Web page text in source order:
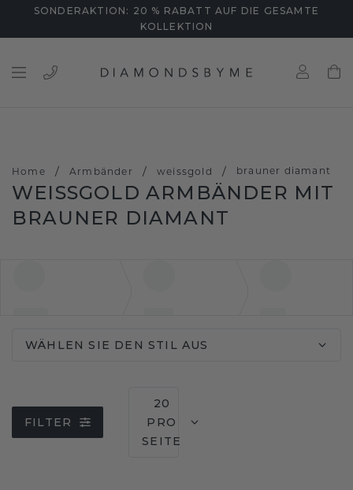
SONDERAKTION: 20 % RABATT AUF DIE GESAMTE
KOLLEKTION
Home / Armbänder / weissgold / brauner diamant
WEISSGOLD ARMBÄNDER MIT B
RAUNER DIAMANT
WÄHLEN SIE DEN STIL AUS
FILTER
20
PRO
SEITE